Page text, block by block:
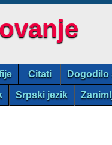
Citati
Srpski jezik